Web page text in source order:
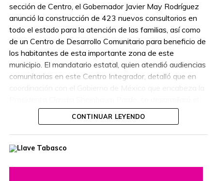
sección de Centro, el Gobernador Javier May Rodríguez
anunció la construcción de 423 nuevos consultorios en
todo el estado para la atención de las familias, así como
de un Centro de Desarrollo Comunitario para beneficio de
los habitantes de esta importante zona de este
municipio. El mandatario estatal, quien atendió audiencias
comunitarias en este Centro Integrador, detalló que en
proyecto para el cuidado de la salud de las y los
tabasqueños en donde “habrá cuadro básico, médicos y
medicamentos, totalmente gratuito, no importa si están
afiliados a algún sistema de salud, es universal, es para
atención médica será los siete días de la semana, las 24
CONTINUAR LEYENDO